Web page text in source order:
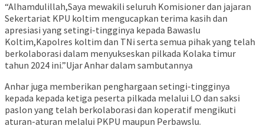
“Alhamdulillah,Saya mewakili seluruh Komisioner dan jajaran
Sekertariat KPU koltim mengucapkan terima kasih dan
apresiasi yang setingi-tingginya kepada Bawaslu
Koltim,Kapolres koltim dan TNi serta semua pihak yang telah
berkolaborasi dalam menyukseskan pilkada Kolaka timur
tahun 2024 ini.”Ujar Anhar dalam sambutannya
Anhar juga memberikan penghargaan setingi-tingginya
kepada kepada ketiga peserta pilkada melalui LO dan saksi
paslon yang telah berkolaborasi dan koperatif mengikuti
aturan-aturan melalui PKPU maupun Perbawslu.